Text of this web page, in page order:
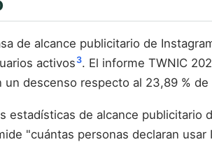
de alcance publicitario de
activos 3. El informe TWNIC
un descenso respecto al 23,89 % de
de alcance
"cuántas personas declaran